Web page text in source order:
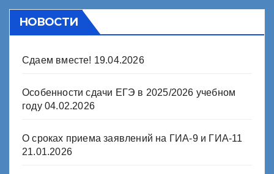
НОВОСТИ
Сдаем вместе! 19.04.2026
Особенности сдачи ЕГЭ в 2025/2026 учебном
году 04.02.2026
О сроках приема заявлений на ГИА-9 и ГИА-11
21.01.2026